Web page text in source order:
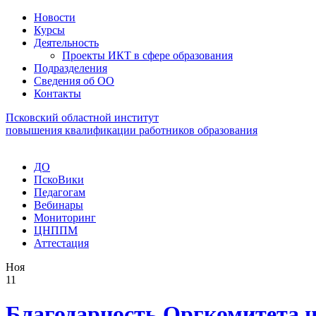
Новости
Курсы
Деятельность
Проекты ИКТ в сфере образования
Подразделения
Сведения об ОО
Контакты
Псковский областной институт
повышения квалификации работников образования
ДО
ПскоВики
Педагогам
Вебинары
Мониторинг
ЦНППМ
Аттестация
Ноя
11